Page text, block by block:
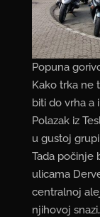
Popuna
Kako trka ne
biti do vrha a
Polazak iz
u gustoj
Tada počinje
ulicama
centralnoj
njihovoj